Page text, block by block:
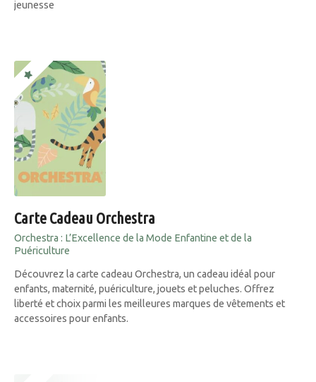
jeunesse
Carte Cadeau Orchestra
Orchestra : L’Excellence de la Mode Enfantine et de la
Puériculture
Découvrez la carte cadeau Orchestra, un cadeau idéal pour
enfants, maternité, puériculture, jouets et peluches. Offrez
liberté et choix parmi les meilleures marques de vêtements et
accessoires pour enfants.